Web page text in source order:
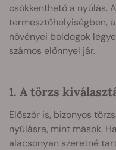
csökkenthető a nyúlás.
termesztőhelyiségben,
növényei boldogok
számos előnnyel jár.
1. A törzs
Először is, bizonyos
nyúlásra, mint mások.
alacsonyan szeretné